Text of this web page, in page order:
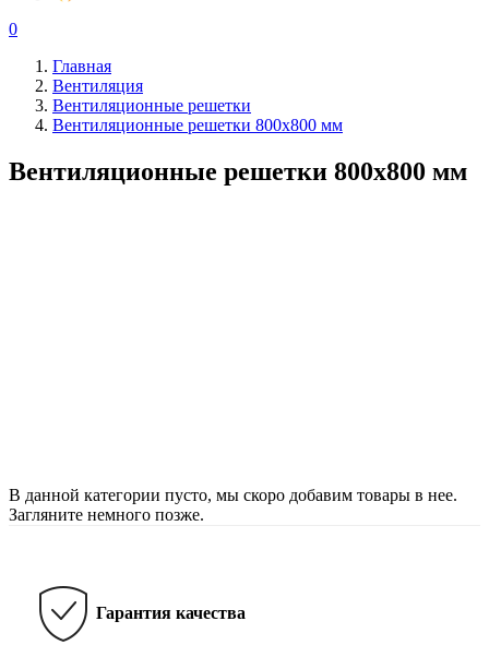
0
Главная
Вентиляция
Вентиляционные решетки
Вентиляционные решетки 800х800 мм
Вентиляционные решетки 800х800 мм
В данной категории пусто, мы скоро добавим товары в нее.
Загляните немного позже.
Гарантия качества